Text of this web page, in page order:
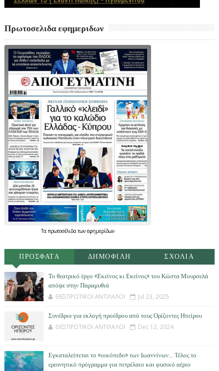
Πρωτοσελιδα εφημεριδων
Τα πρωτοσέλιδατων εφημερίδων
ΠΡΟΣΦΑΤΑ ΔΗΜΟΦΙΛΗ ΣΧΟΛΙΑ
Το θεατρικό έργο «Εκείνος κι Εκείνος» του Κώστα Μουρσελά
απόψε στην Παραμυθιά
ΘΕΣΠΡΩΤΙΚΟΙ ΑΝΤΙΛΑΛΟΙ Jul 23, 2025
Συνέδριο για εκλογή προέδρου από τους Ορίζοντες Ηπείρου
ΘΕΣΠΡΩΤΙΚΟΙ ΑΝΤΙΛΑΛΟΙ Dec 12, 2024
Εγκαταλείπεται το «οικόπεδο» των Ιωαννίνων… Τέλος το
ερευνητικό πρόγραμμα για πετρέλαιο και φυσικό αέριο